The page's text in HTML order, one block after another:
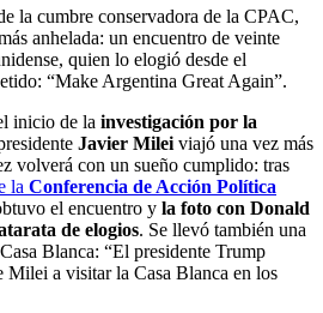
la cumbre conservadora de la CPAC,
anhelada: un encuentro de veinte
quien lo elogió desde el
“Make Argentina Great Again”.
inicio de la investigación por la
Javier Milei viajó una vez más
volverá con un sueño cumplido: tras
la Conferencia de Acción Política
el encuentro y la foto con Donald
de elogios. Se llevó también una
Blanca: “El presidente Trump
Milei a visitar la Casa Blanca en los